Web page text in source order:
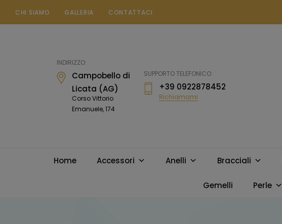
CHI SIAMO GALLERIA CONTATTACI
INDIRIZZO:
Campobello di
Licata (AG)
Corso Vittorio
Emanuele, 174
SUPPORTO TELEFONICO:
+39 0922878452
Richiamami
Home Accessori Anelli Bracciali
Gemelli Perle